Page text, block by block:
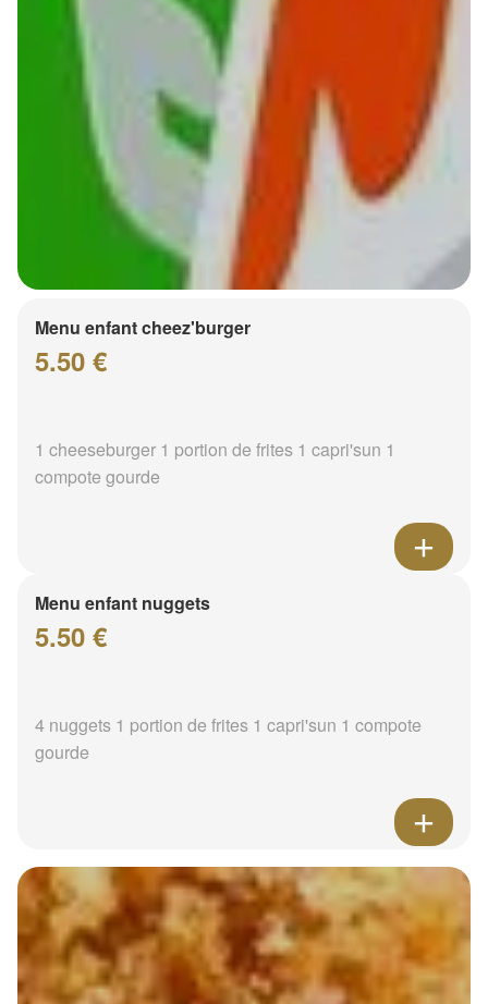
Menu enfant cheez'burger
5.50 €
1 cheeseburger 1 portion de frites 1 capri'sun 1
compote gourde
Menu enfant nuggets
5.50 €
4 nuggets 1 portion de frites 1 capri'sun 1 compote
gourde